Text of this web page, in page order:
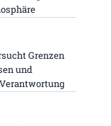
Grenzen
und